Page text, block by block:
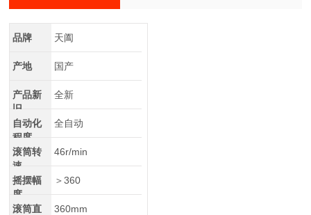
品牌 天阖
产地 国产
产品新
旧
全新
自动化
程度
全自动
滚筒转
速
46r/min
摇摆幅
度
＞360
滚筒直
360mm